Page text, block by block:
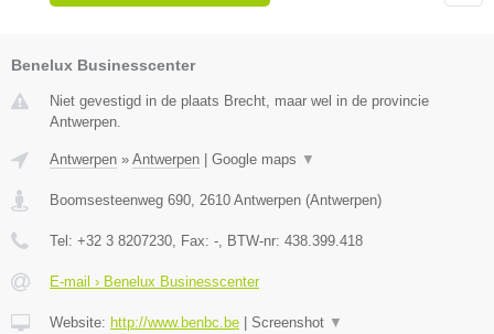
Benelux Businesscenter
Niet gevestigd in de plaats Brecht, maar wel in de provincie
Antwerpen.
Antwerpen » Antwerpen | Google maps ▼
Boomsesteenweg 690 2610 Antwerpen (Antwerpen)
Tel: +32 3 8207230 , Fax: - , BTW-nr: 438.399.418
E-mail › Benelux Businesscenter
Website: http://www.benbc.be | Screenshot ▼